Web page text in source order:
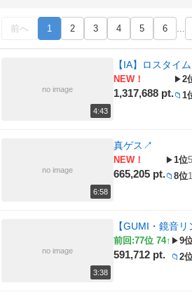
前へ 1 2 3 4 5 6 ...
no image
4:43
【IA】ロスタイ
NEW！
1,317,688 pt.
▶2
📁 1
no image
6:58
真ゲス ↗
NEW！
665,205 pt.
▶1位
📁 8位
no image
3:38
【GUMI・鏡音
前回:77位 74↑
591,712 pt.
▶9
📁 2